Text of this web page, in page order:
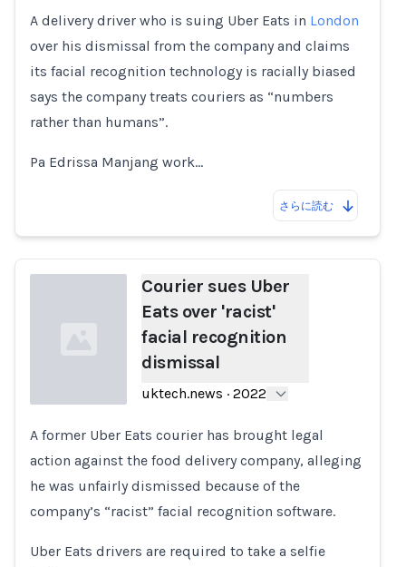
A delivery driver who is suing Uber Eats in London
over his dismissal from the company and claims
its facial recognition technology is racially biased
says the company treats couriers as “numbers
rather than humans”.
Pa Edrissa Manjang work…
さらに読む
Loading...
Courier sues Uber
Eats over 'racist'
facial recognition
dismissal
uktech.news · 2022
A former Uber Eats courier has brought legal
action against the food delivery company, alleging
he was unfairly dismissed because of the
company’s “racist” facial recognition software.
Uber Eats drivers are required to take a selfie